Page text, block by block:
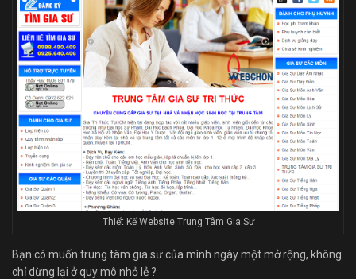
Thiết Kế Website Trung Tâm Gia Sư
Bạn có muốn trung tâm gia sư của mình ngày một mở rộng, không
chỉ dừng lại ở quy mô nhỏ lẻ ?